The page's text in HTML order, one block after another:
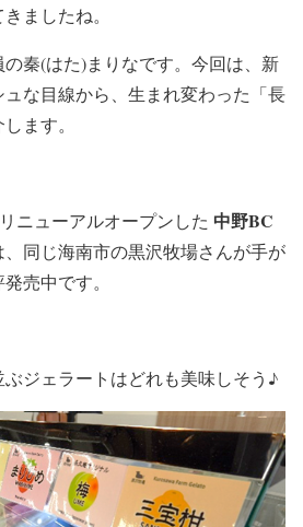
ましたね。
秦(はた)まりなです。今回は、新
ュな目線から、生まれ変わった「長
ます。
ニューアルオープンした 中野BC
、同じ海南市の黒沢牧場さんが手が
売中です。
ジェラートはどれも美味しそう♪